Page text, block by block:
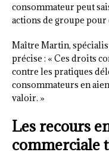
consommateur peut
actions de groupe
Maître Martin,
précise : « Ces droits
contre les pratiques
consommateurs en
valoir. »
Les recours
commerciale